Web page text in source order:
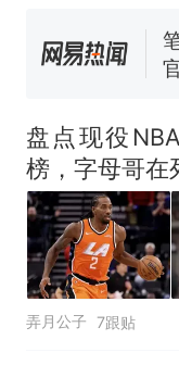
热
盘点现役
榜，字母哥在
弄月公子 7跟贴